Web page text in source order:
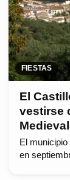
FIESTAS
El
vestirse
El
en